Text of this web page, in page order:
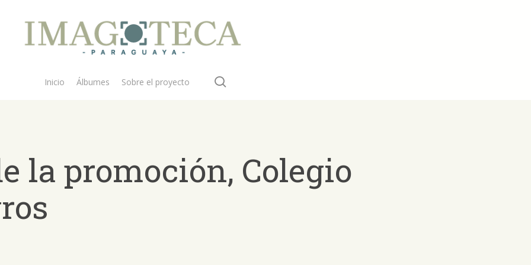
Inicio Álbumes Sobre el proyecto
la promoción, Colegio